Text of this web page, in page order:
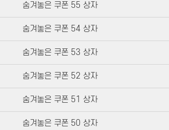
숨겨놓은 쿠폰 55 상자
숨겨놓은 쿠폰 54 상자
숨겨놓은 쿠폰 53 상자
숨겨놓은 쿠폰 52 상자
숨겨놓은 쿠폰 51 상자
숨겨놓은 쿠폰 50 상자